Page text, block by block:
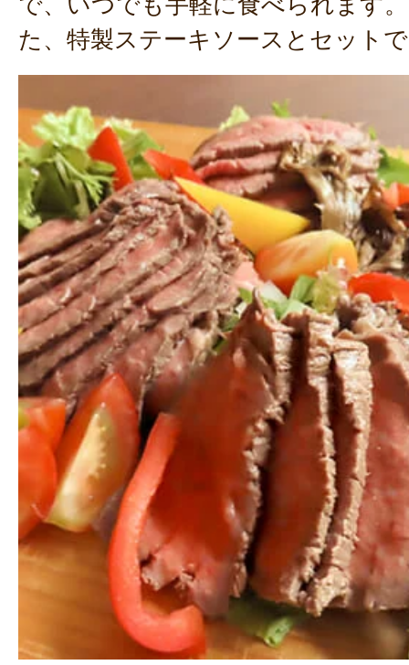
た、特製ステーキソースとセット